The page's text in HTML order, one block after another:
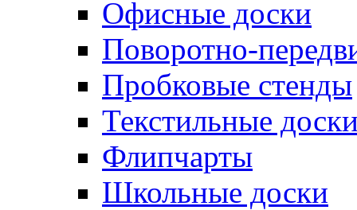
Офисные доски
Поворотно-
Пробковые стенды
Текстильные
Флипчарты
Школьные доски